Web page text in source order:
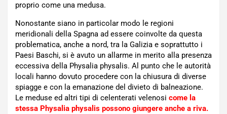
proprio come una medusa.
Nonostante siano in particolar modo le regioni
meridionali della Spagna ad essere coinvolte da questa
problematica, anche a nord, tra la Galizia e soprattutto i
Paesi Baschi, si è avuto un allarme in merito alla presenza
eccessiva della Physalia physalis. Al punto che le autorità
locali hanno dovuto procedere con la chiusura di diverse
spiagge e con la emanazione del divieto di balneazione.
Le meduse ed altri tipi di celenterati velenosi come la
stessa Physalia physalis possono giungere anche a riva.